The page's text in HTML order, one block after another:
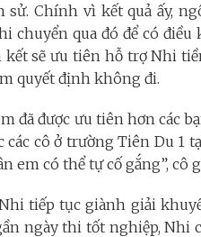
Chính vì kết quả ấy,
chuyển qua đó để có
sẽ ưu tiên hỗ trợ Nhi
quyết định không đi.
đã được ưu tiên hơn các
cô ở trường Tiên Du 1
em có thể tự cố gắng”, cô
tiếp tục giành giải
ngày thi tốt nghiệp, Nhi